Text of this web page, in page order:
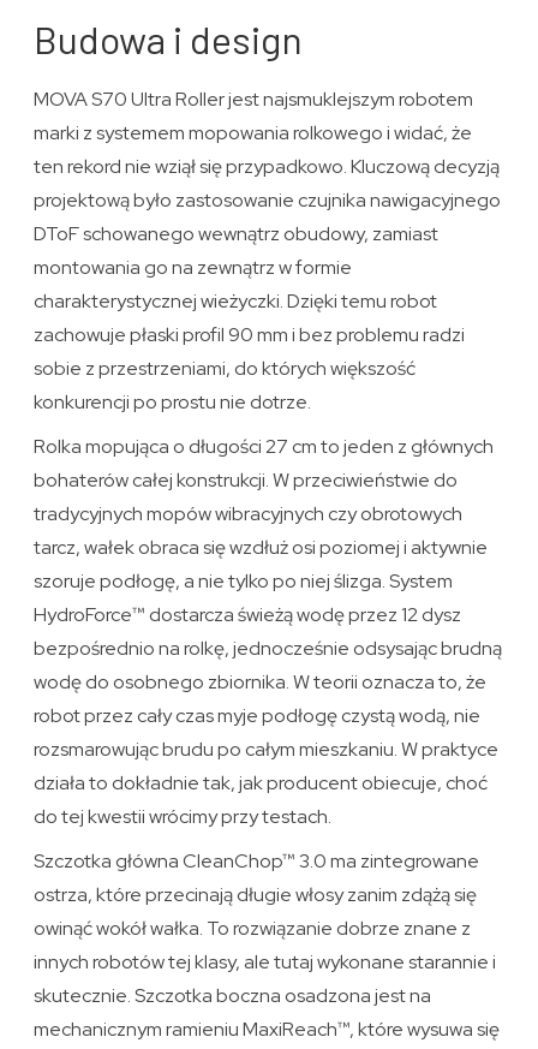
Budowa i design
MOVA S70 Ultra Roller jest najsmuklejszym robotem
marki z systemem mopowania rolkowego i widać, że
ten rekord nie wziął się przypadkowo. Kluczową decyzją
projektową było zastosowanie czujnika nawigacyjnego
DToF schowanego wewnątrz obudowy, zamiast
montowania go na zewnątrz w formie
charakterystycznej wieżyczki. Dzięki temu robot
zachowuje płaski profil 90 mm i bez problemu radzi
sobie z przestrzeniami, do których większość
konkurencji po prostu nie dotrze.
Rolka mopująca o długości 27 cm to jeden z głównych
bohaterów całej konstrukcji. W przeciwieństwie do
tradycyjnych mopów wibracyjnych czy obrotowych
tarcz, wałek obraca się wzdłuż osi poziomej i aktywnie
szoruje podłogę, a nie tylko po niej ślizga. System
HydroForce™ dostarcza świeżą wodę przez 12 dysz
bezpośrednio na rolkę, jednocześnie odsysając brudną
wodę do osobnego zbiornika. W teorii oznacza to, że
robot przez cały czas myje podłogę czystą wodą, nie
rozsmarowując brudu po całym mieszkaniu. W praktyce
działa to dokładnie tak, jak producent obiecuje, choć
do tej kwestii wrócimy przy testach.
Szczotka główna CleanChop™ 3.0 ma zintegrowane
ostrza, które przecinają długie włosy zanim zdążą się
owinąć wokół wałka. To rozwiązanie dobrze znane z
innych robotów tej klasy, ale tutaj wykonane starannie i
skutecznie. Szczotka boczna osadzona jest na
mechanicznym ramieniu MaxiReach™, które wysuwa się